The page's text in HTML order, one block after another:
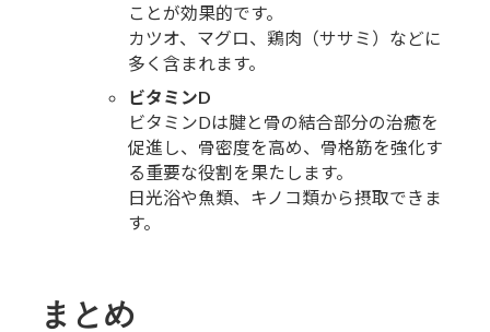
ことが効果的です。
カツオ、マグロ、鶏肉（ササミ）などに
多く含まれます。
ビタミンD
ビタミンDは腱と骨の結合部分の治癒を
促進し、骨密度を高め、骨格筋を強化す
る重要な役割を果たします。
日光浴や魚類、キノコ類から摂取できま
す。
まとめ